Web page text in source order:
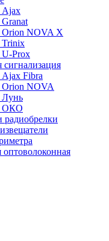
Ajax
Orion NOVA X
Trinix
U-Prox
сигнализация
Fibra
Orion NOVA
Лунь
ОКО
радиобрелки